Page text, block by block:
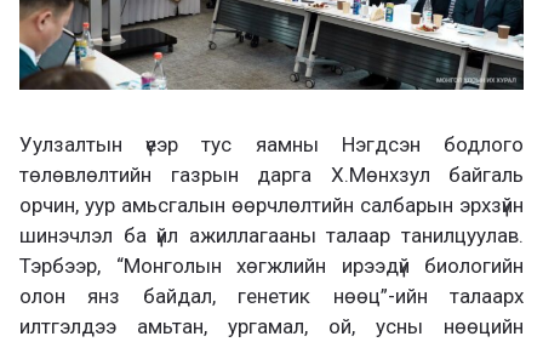
Уулзалтын үеэр тус яамны Нэгдсэн бодлого
төлөвлөлтийн газрын дарга X.Мөнхзул байгаль
орчин, уур амьсгалын өөрчлөлтийн салбарын эрхзүйн
шинэчлэл ба үйл ажиллагааны талаар танилцуулав.
Тэрбээр, “Монголын хөгжлийн ирээдүй биологийн
олон янз байдал, генетик нөөц”-ийн талаарх
илтгэлдээ амьтан, ургамал, ой, усны нөөцийн